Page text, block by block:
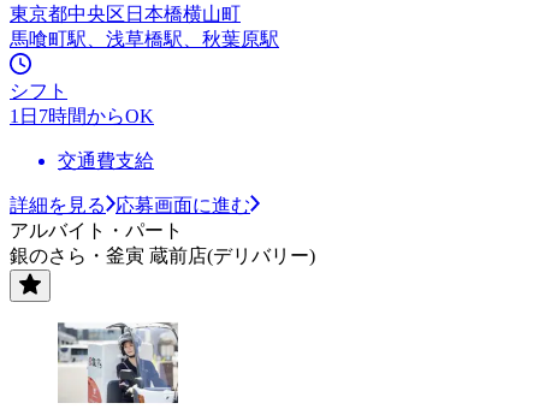
東京都中央区日本橋横山町
馬喰町駅、浅草橋駅、秋葉原駅
シフト
1日7時間からOK
交通費支給
詳細を見る
応募画面に進む
アルバイト・パート
銀のさら・釜寅 蔵前店(デリバリー)